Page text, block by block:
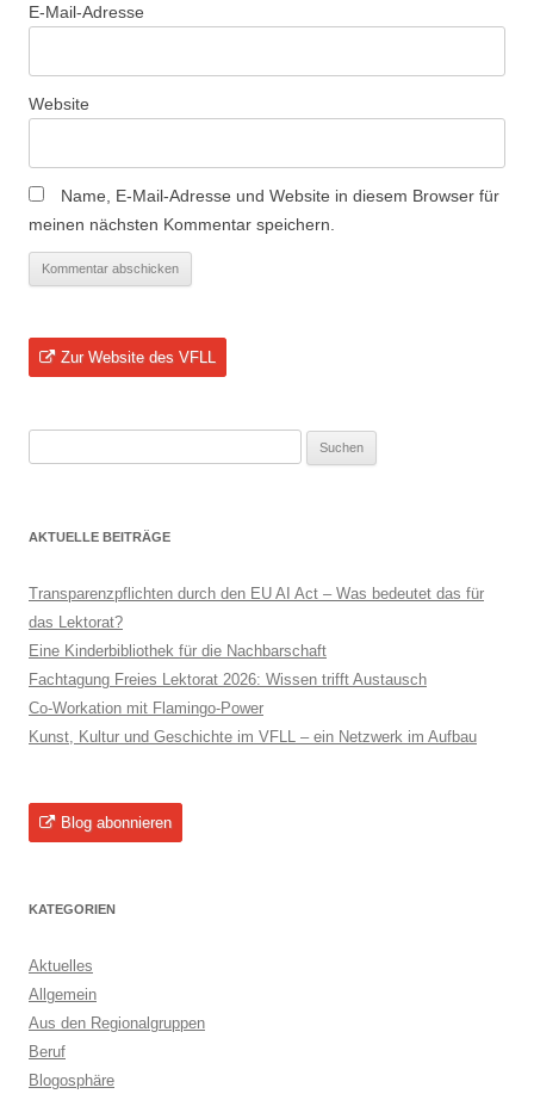
E-Mail-Adresse
Website
Name, E-Mail-Adresse und Website in diesem Browser für
meinen nächsten Kommentar speichern.
Zur Website des VFLL
AKTUELLE BEITRÄGE
Transparenzpflichten durch den EU AI Act – Was bedeutet das für
das Lektorat?
Eine Kinderbibliothek für die Nachbarschaft
Fachtagung Freies Lektorat 2026: Wissen trifft Austausch
Co-Workation mit Flamingo-Power
Kunst, Kultur und Geschichte im VFLL – ein Netzwerk im Aufbau
Blog abonnieren
KATEGORIEN
Aktuelles
Allgemein
Aus den Regionalgruppen
Beruf
Blogosphäre